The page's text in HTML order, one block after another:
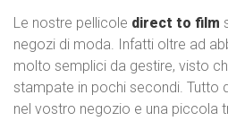
Le nostre pellicole direct to film
negozi di moda. Infatti oltre ad
molto semplici da gestire, visto
stampate in pochi secondi. Tutto
nel vostro negozio e una piccola